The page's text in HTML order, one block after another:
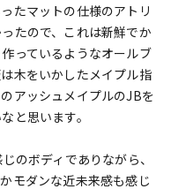
たマットの仕様のアトリ
たので、これは新鮮でか
っているようなオールブ
木をいかしたメイプル指
アッシュメイプルのJBを
と思います。
のボディでありながら、
モダンな近未来感も感じ